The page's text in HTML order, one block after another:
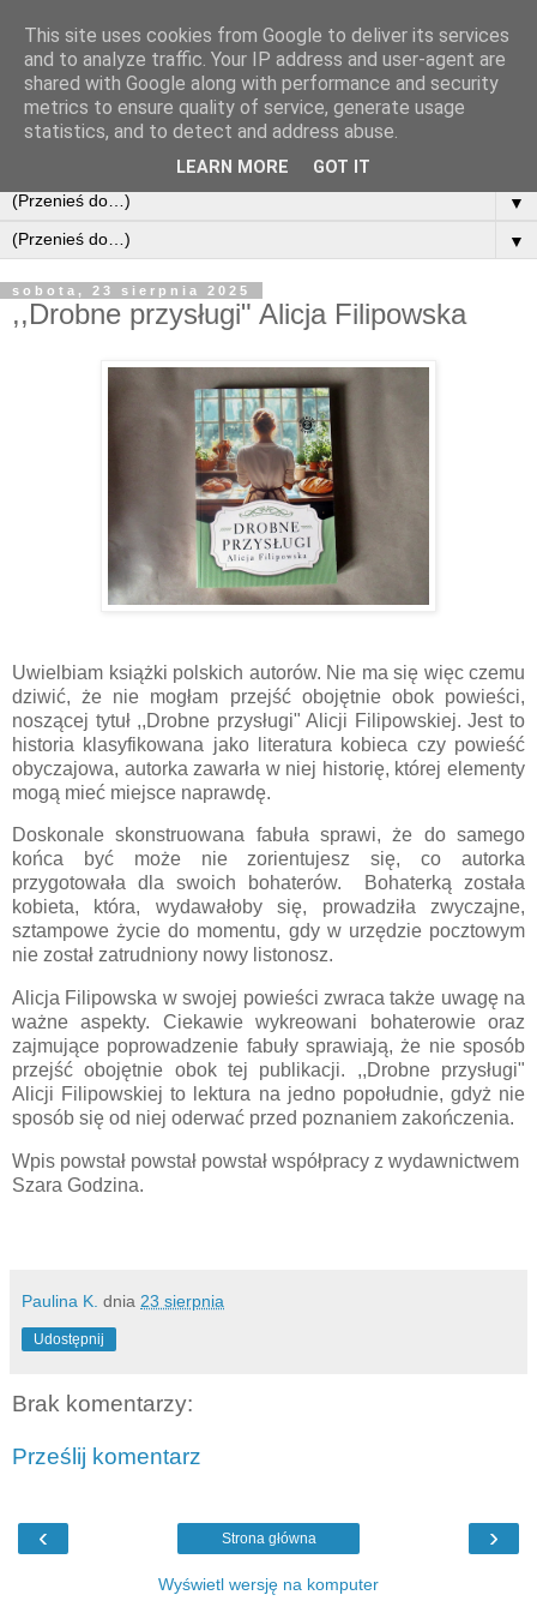
▼
▼
sobota, 23 sierpnia 2025
,,Drobne przysługi" Alicja Filipowska
Uwielbiam książki polskich autorów. Nie ma się więc czemu
dziwić, że nie mogłam przejść obojętnie obok powieści,
noszącej tytuł ,,Drobne przysługi" Alicji Filipowskiej. Jest to
historia klasyfikowana jako literatura kobieca czy powieść
obyczajowa, autorka zawarła w niej historię, której elementy
mogą mieć miejsce naprawdę.
Doskonale skonstruowana fabuła sprawi, że do samego
końca być może nie zorientujesz się, co autorka
przygotowała dla swoich bohaterów. Bohaterką została
kobieta, która, wydawałoby się, prowadziła zwyczajne,
sztampowe życie do momentu, gdy w urzędzie pocztowym
nie został zatrudniony nowy listonosz.
Alicja Filipowska w swojej powieści zwraca także uwagę na
ważne aspekty. Ciekawie wykreowani bohaterowie oraz
zajmujące poprowadzenie fabuły sprawiają, że nie sposób
przejść obojętnie obok tej publikacji. ,,Drobne przysługi"
Alicji Filipowskiej to lektura na jedno popołudnie, gdyż nie
sposób się od niej oderwać przed poznaniem zakończenia.
Wpis powstał powstał powstał współpracy z wydawnictwem
Szara Godzina.
Paulina K. dnia 23 sierpnia
Udostępnij
Brak komentarzy:
Prześlij komentarz
‹ ›
Strona główna
Wyświetl wersję na komputer
This site uses cookies from Google to deliver its services
and to analyze traffic. Your IP address and user-agent are
shared with Google along with performance and security
metrics to ensure quality of service, generate usage
statistics, and to detect and address abuse.
LEARN MORE GOT IT